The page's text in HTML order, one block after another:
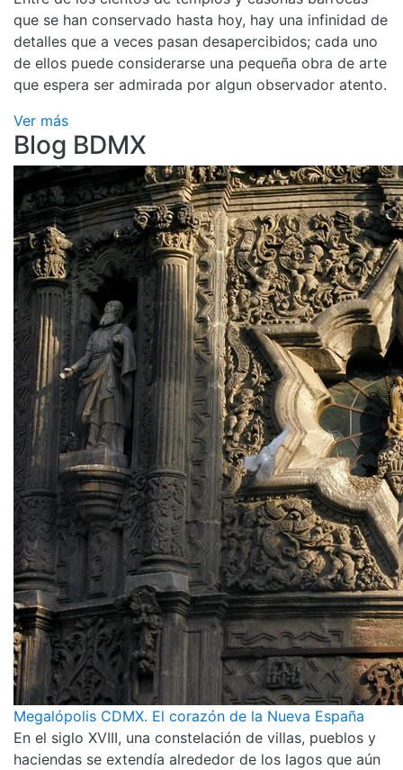
que se han conservado hasta hoy, hay una infinidad de
detalles que a veces pasan desapercibidos; cada uno
de ellos puede considerarse una pequeña obra de arte
que espera ser admirada por algun observador atento.
Ver más
Blog BDMX
Megalópolis CDMX. El corazón de la Nueva España
En el siglo XVIII, una constelación de villas, pueblos y
haciendas se extendía alrededor de los lagos que aún